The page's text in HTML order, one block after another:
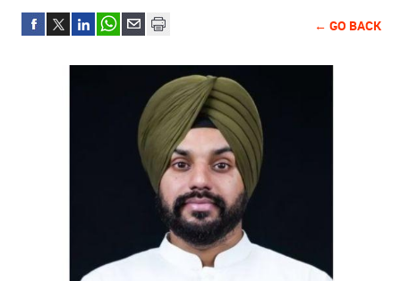
← GO BACK